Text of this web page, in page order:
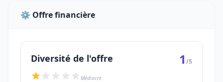
⚙️ Offre financière
Diversité de l'offre 1 /5
Médiocre